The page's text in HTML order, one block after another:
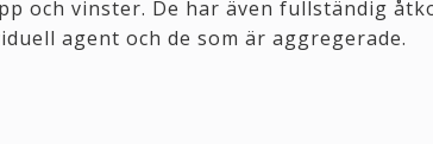
och vinster. De har även fullständig
agent och de som är aggregerade.